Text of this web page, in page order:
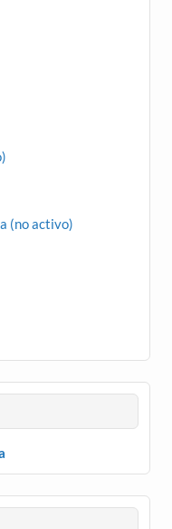
(no activo)